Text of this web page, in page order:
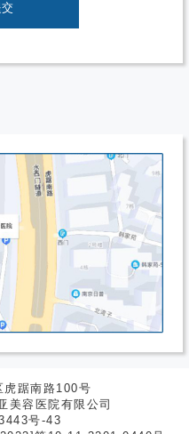
虎踞南路100号
美容医院有限公司
号-43